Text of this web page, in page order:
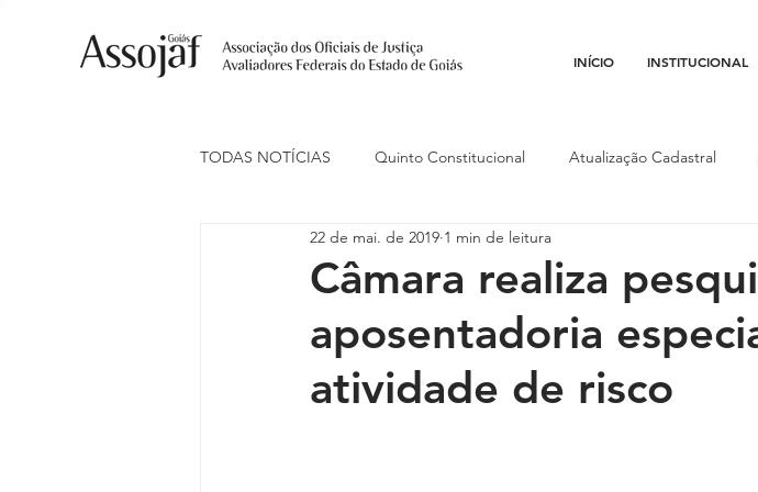
INÍCIO INSTITUCIONAL
TODAS NOTÍCIAS Quinto Constitucional Atualização Cadastral
Ações Judiciais Carreira Conojaf
Indenização de Transporte Isenção Fiscal
Câmara realiza
aposentadoria
atividade de risco
22 de mai. de 2019 1 min de leitura